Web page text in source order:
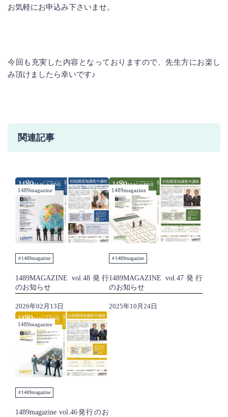
お気軽にお申込み下さいませ。
今回も充実した内容となっておりますので、先生方にお楽し
み頂けましたら幸いです♪
関連記事
1489magazine
1489magazine
1489MAGAZINE vol.48発行
のお知らせ
2026年02月13日
1489magazine
1489magazine
1489MAGAZINE vol.47発行
のお知らせ
2025年10月24日
1489magazine
1489magazine
1489magazine vol.46発行のお